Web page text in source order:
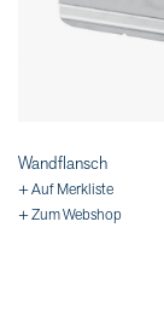
Wandflansch
+ Auf Merkliste
+ Zum Webshop